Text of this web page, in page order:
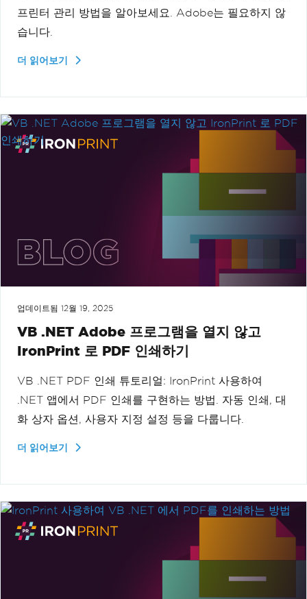
프린터 관리 방법을 알아보세요. Adobe는 필요하지 않
습니다.
더 읽어보기
업데이트됨 12월 19, 2025
VB .NET Adobe 프로그램을 열지 않고
IronPrint 로 PDF 인쇄하기
VB .NET PDF 인쇄 튜토리얼: IronPrint 사용하여
.NET 앱에서 PDF 인쇄를 구현하는 방법. 자동 인쇄, 대
화 상자 옵션, 사용자 지정 설정 등을 다룹니다.
더 읽어보기